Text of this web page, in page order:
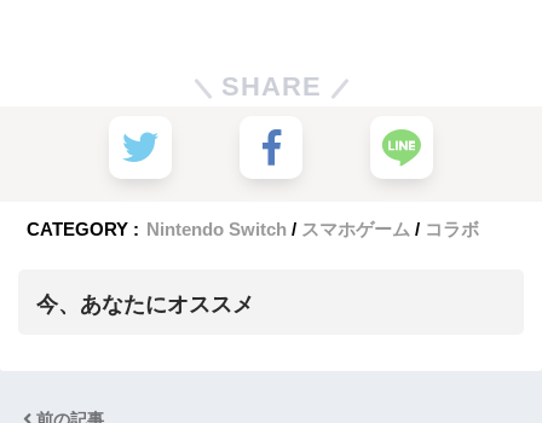
SHARE
CATEGORY : Nintendo Switch スマホゲーム コラボ
今、あなたにオススメ